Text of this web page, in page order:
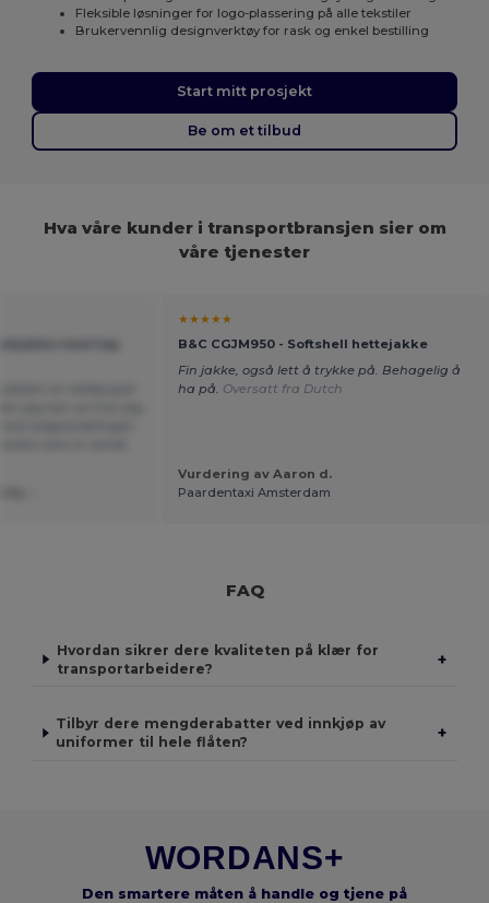
Fleksible løsninger for logo-plassering på alle tekstiler
Brukervennlig designverktøy for rask og enkel bestilling
Start mitt prosjekt
Be om et tilbud
Hva våre kunder i transportbransjen sier om
våre tjenester
★★★★★
B&C CGJM950 - Softshell hettejakke
Fin jakke, også lett å trykke på. Behagelig å
ha på. Oversatt fra Dutch
Vurdering av Aaron d.
Paardentaxi Amsterdam
FAQ
Hvordan sikrer dere kvaliteten på klær for
transportarbeidere?
+
Tilbyr dere mengderabatter ved innkjøp av
uniformer til hele flåten?
+
WORDANS+
Den smartere måten å handle og tjene på